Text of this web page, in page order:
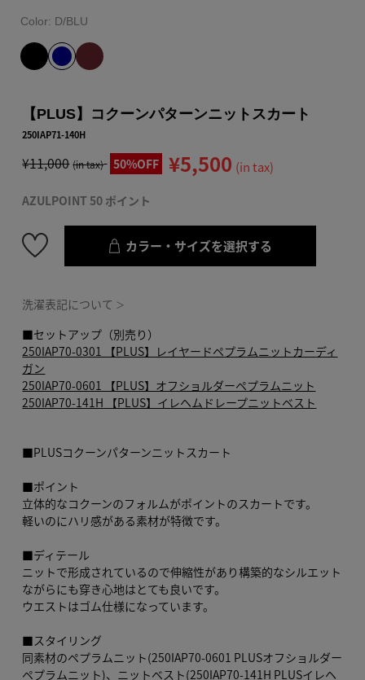
Color: D/BLU
【PLUS】コクーンパターンニットスカート
250IAP71-140H
¥11,000 (in tax) 50%OFF ¥5,500 (in tax)
AZULPOINT 50 ポイント
カラー・サイズを選択する
洗濯表記について ＞
■セットアップ（別売り）
250IAP70-0301 【PLUS】レイヤードペプラムニットカーディ
ガン
250IAP70-0601 【PLUS】オフショルダーペプラムニット
250IAP70-141H 【PLUS】イレヘムドレープニットベスト
■PLUSコクーンパターンニットスカート
■ポイント
立体的なコクーンのフォルムがポイントのスカートです。
軽いのにハリ感がある素材が特徴です。
■ディテール
ニットで形成されているので伸縮性があり構築的なシルエット
ながらにも穿き心地はとても良いです。
ウエストはゴム仕様になっています。
■スタイリング
同素材のペプラムニット(250IAP70-0601 PLUSオフショルダー
ペプラムニット)、ニットベスト(250IAP70-141H PLUSイレヘ